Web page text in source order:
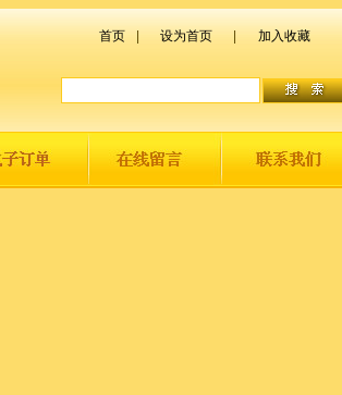
首页 设为首页 加入收藏